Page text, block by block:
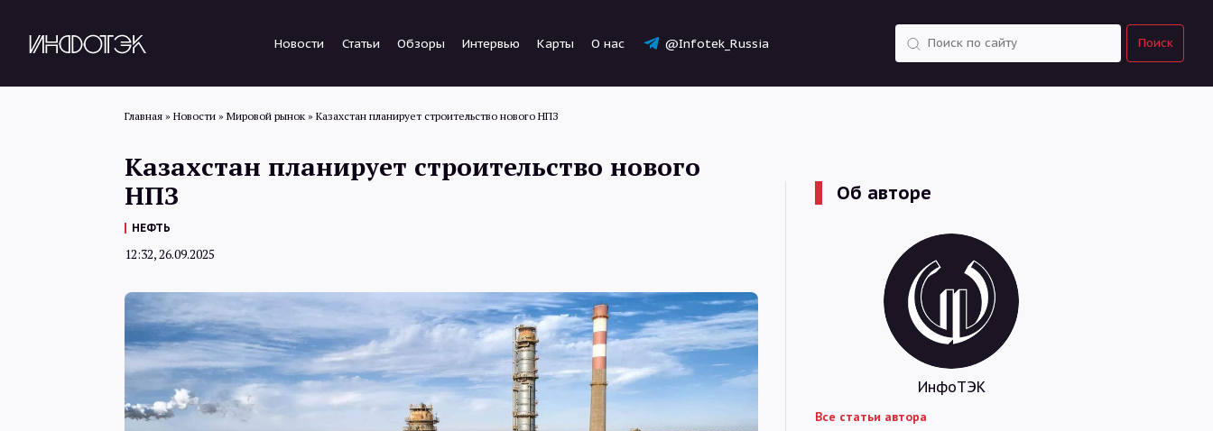
Новости Статьи Обзоры Интервью Карты О нас @Infotek_Russia Поиск
Статьи
Обзоры
Интервью
Главная » Новости » Мировой рынок » Казахстан планирует строительство нового НПЗ
Казахстан планирует строительство нового
НПЗ
НЕФТЬ
12:32, 26.09.2025
Об авторе
ИнфоТЭК
Все статьи автора